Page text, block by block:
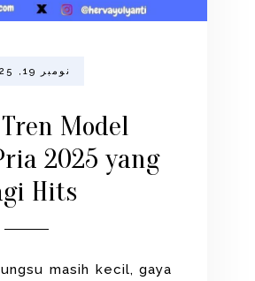
نومبر 19, 2025
Model
2025 yang
Hits
masih kecil, gaya